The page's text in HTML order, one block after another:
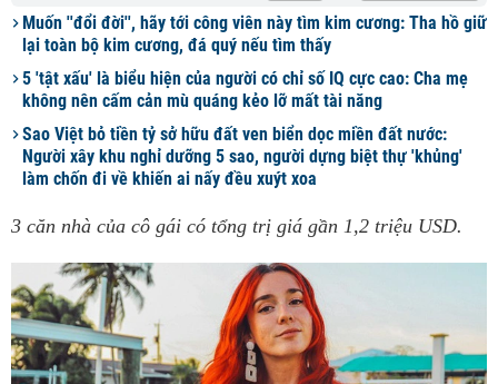
Muốn ''đổi đời'', hãy tới công viên này tìm kim cương: Tha hồ giữ
lại toàn bộ kim cương, đá quý nếu tìm thấy
5 'tật xấu' là biểu hiện của người có chỉ số IQ cực cao: Cha mẹ
không nên cấm cản mù quáng kẻo lỡ mất tài năng
Sao Việt bỏ tiền tỷ sở hữu đất ven biển dọc miền đất nước:
Người xây khu nghỉ dưỡng 5 sao, người dựng biệt thự 'khủng'
làm chốn đi về khiến ai nấy đều xuýt xoa
3 căn nhà của cô gái có tổng trị giá gần 1,2 triệu USD.